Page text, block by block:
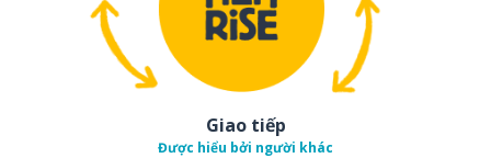
Giao tiếp
Được hiểu bởi người khác